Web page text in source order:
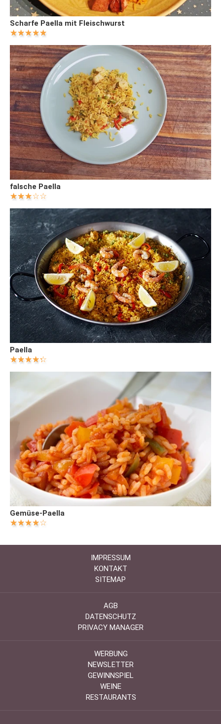
Scharfe Paella mit Fleischwurst
falsche Paella
Paella
Gemüse-Paella
IMPRESSUM
KONTAKT
SITEMAP
AGB
DATENSCHUTZ
PRIVACY MANAGER
WERBUNG
NEWSLETTER
GEWINNSPIEL
WEINE
RESTAURANTS